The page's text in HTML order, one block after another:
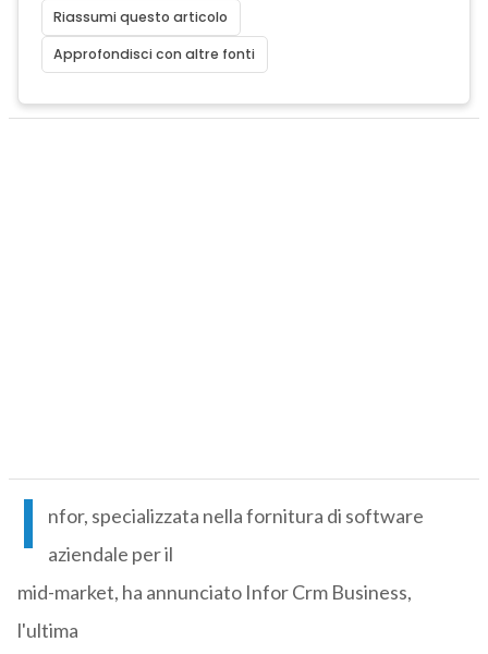
Riassumi questo articolo
Approfondisci con altre fonti
I
nfor, specializzata nella fornitura di software
aziendale per il
mid-market, ha annunciato Infor Crm Business,
l'ultima